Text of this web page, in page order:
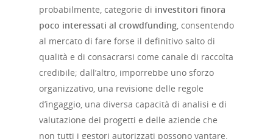
probabilmente, categorie di investitori finora
poco interessati al crowdfunding, consentendo
al mercato di fare forse il definitivo salto di
qualità e di consacrarsi come canale di raccolta
credibile; dall’altro, imporrebbe uno sforzo
organizzativo, una revisione delle regole
d’ingaggio, una diversa capacità di analisi e di
valutazione dei progetti e delle aziende che
non tutti i gestori autorizzati possono vantare.
Home